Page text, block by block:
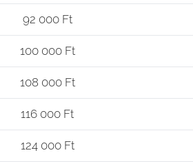
92 000 Ft
100 000 Ft
108 000 Ft
116 000 Ft
124 000 Ft